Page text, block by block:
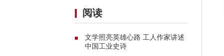
阅读
文学照亮英雄心路 工人作家讲述
中国工业史诗